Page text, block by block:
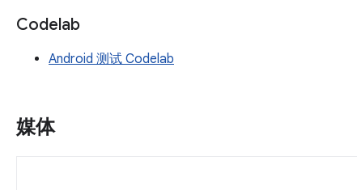
Codelab
Android 测试 Codelab
媒体